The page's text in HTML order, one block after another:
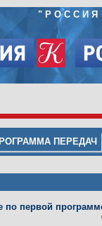
"
ПЕРЕДАЧ
по первой